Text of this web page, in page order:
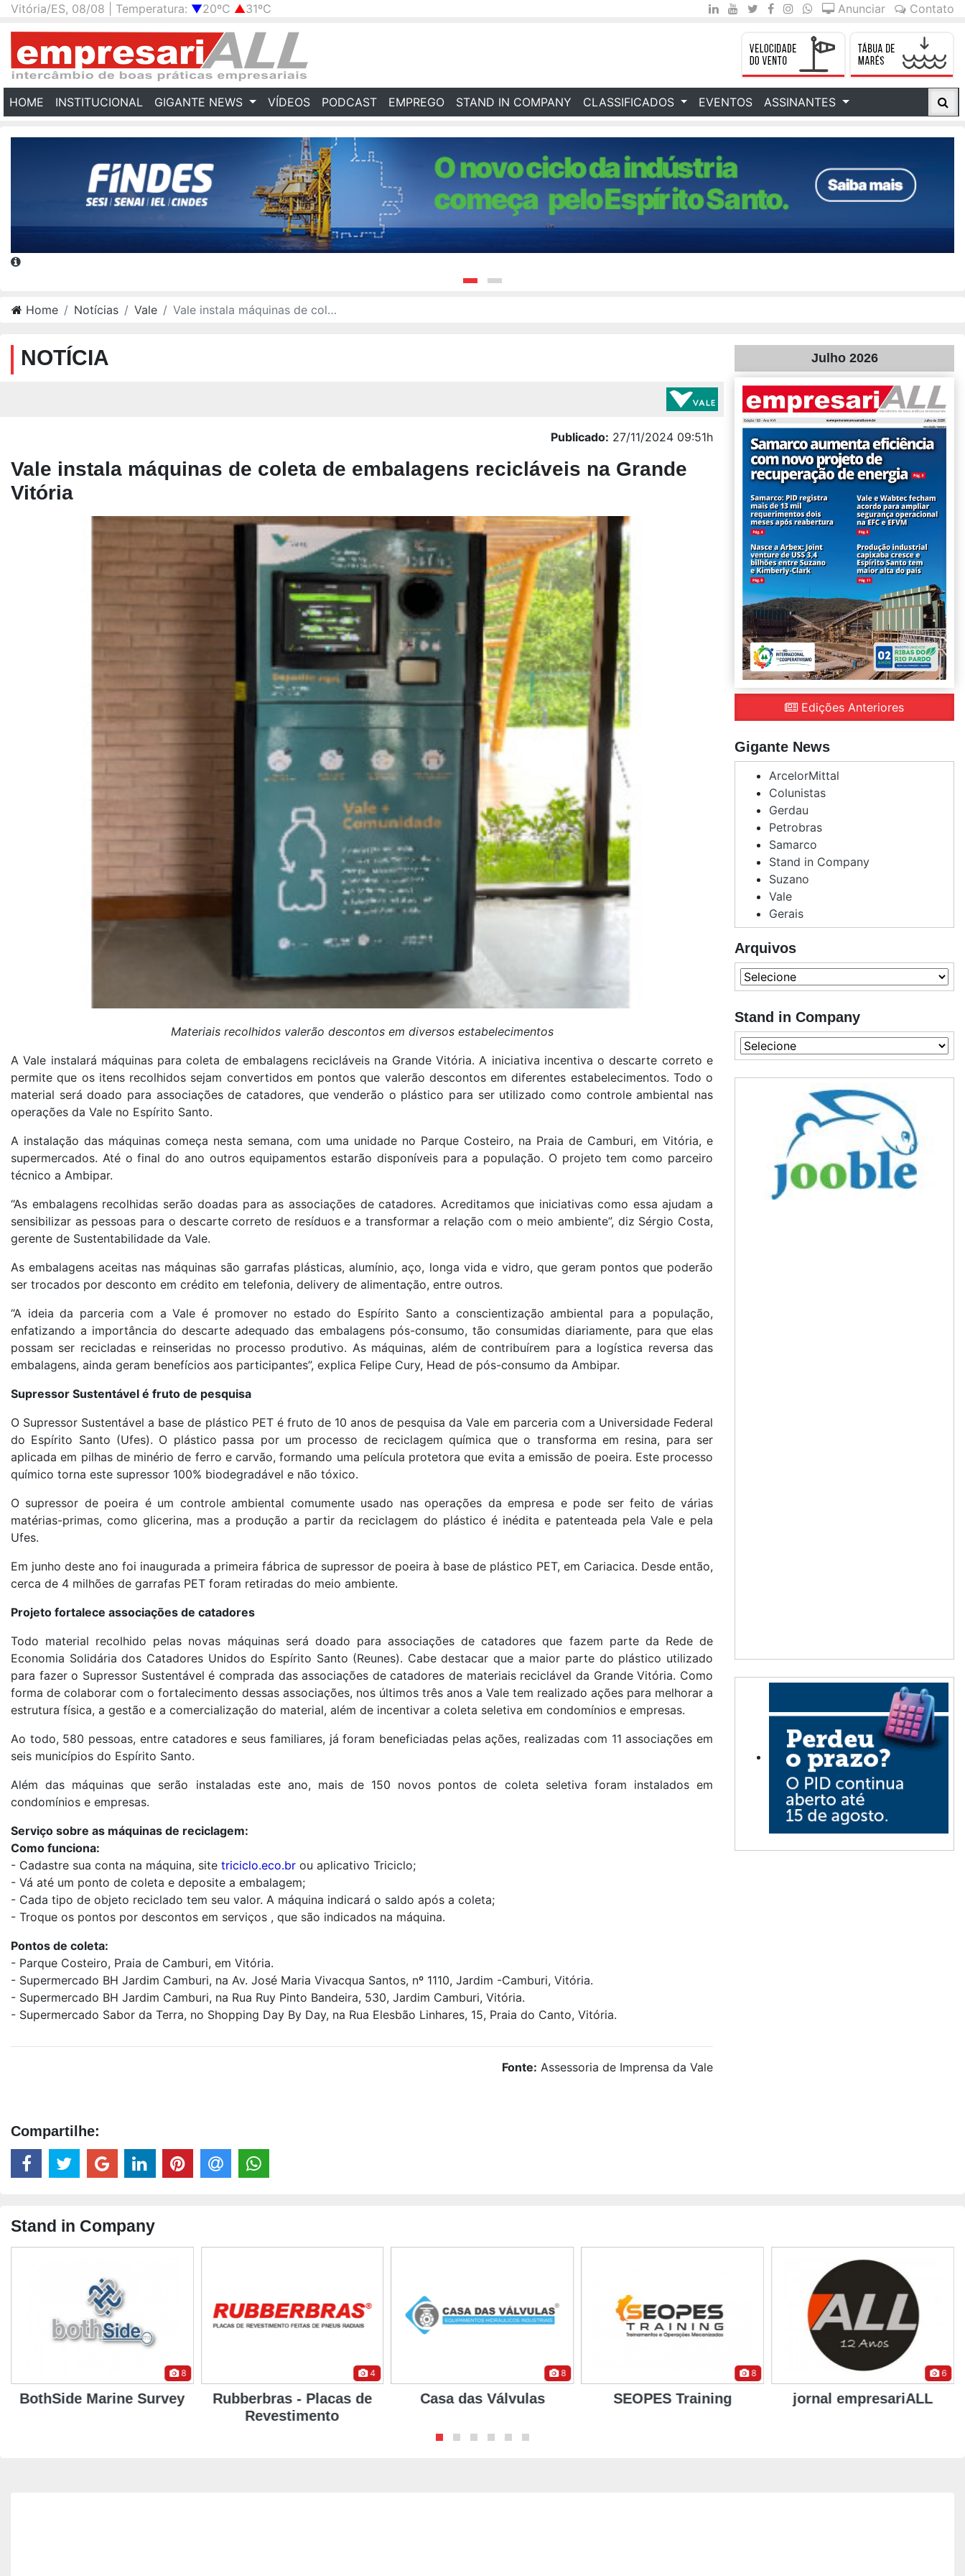
Vitória/ES, 08/08 | Temperatura: ▼20ºC ▲31ºC Anunciar Contato
HOME (CURRENT)
INSTITUCIONAL GIGANTE NEWS VÍDEOS PODCAST EMPREGO STAND IN COMPANY CLASSIFICADOS EVENTOS ASSINANTES
Home Notícias Vale Vale instala máquinas de coleta de embalagens recicláveis na Grande Vitória
NOTÍCIA
Publicado: 27/11/2024 09:51h
Vale instala máquinas de coleta de embalagens recicláveis na Grande
Vitória
Materiais recolhidos valerão descontos em diversos estabelecimentos
A Vale instalará máquinas para coleta de embalagens recicláveis na Grande Vitória. A iniciativa incentiva o descarte correto e
permite que os itens recolhidos sejam convertidos em pontos que valerão descontos em diferentes estabelecimentos. Todo o
material será doado para associações de catadores, que venderão o plástico para ser utilizado como controle ambiental nas
operações da Vale no Espírito Santo.
A instalação das máquinas começa nesta semana, com uma unidade no Parque Costeiro, na Praia de Camburi, em Vitória, e
supermercados. Até o final do ano outros equipamentos estarão disponíveis para a população. O projeto tem como parceiro
técnico a Ambipar.
“As embalagens recolhidas serão doadas para as associações de catadores. Acreditamos que iniciativas como essa ajudam a
sensibilizar as pessoas para o descarte correto de resíduos e a transformar a relação com o meio ambiente”, diz Sérgio Costa,
gerente de Sustentabilidade da Vale.
As embalagens aceitas nas máquinas são garrafas plásticas, alumínio, aço, longa vida e vidro, que geram pontos que poderão
ser trocados por desconto em crédito em telefonia, delivery de alimentação, entre outros.
“A ideia da parceria com a Vale é promover no estado do Espírito Santo a conscientização ambiental para a população,
enfatizando a importância do descarte adequado das embalagens pós-consumo, tão consumidas diariamente, para que elas
possam ser recicladas e reinseridas no processo produtivo. As máquinas, além de contribuírem para a logística reversa das
embalagens, ainda geram benefícios aos participantes”, explica Felipe Cury, Head de pós-consumo da Ambipar.
Supressor Sustentável é fruto de pesquisa
O Supressor Sustentável a base de plástico PET é fruto de 10 anos de pesquisa da Vale em parceria com a Universidade Federal
do Espírito Santo (Ufes). O plástico passa por um processo de reciclagem química que o transforma em resina, para ser
aplicada em pilhas de minério de ferro e carvão, formando uma película protetora que evita a emissão de poeira. Este processo
químico torna este supressor 100% biodegradável e não tóxico.
O supressor de poeira é um controle ambiental comumente usado nas operações da empresa e pode ser feito de várias
matérias-primas, como glicerina, mas a produção a partir da reciclagem do plástico é inédita e patenteada pela Vale e pela
Ufes.
Em junho deste ano foi inaugurada a primeira fábrica de supressor de poeira à base de plástico PET, em Cariacica. Desde então,
cerca de 4 milhões de garrafas PET foram retiradas do meio ambiente.
Projeto fortalece associações de catadores
Todo material recolhido pelas novas máquinas será doado para associações de catadores que fazem parte da Rede de
Economia Solidária dos Catadores Unidos do Espírito Santo (Reunes). Cabe destacar que a maior parte do plástico utilizado
para fazer o Supressor Sustentável é comprada das associações de catadores de materiais reciclável da Grande Vitória. Como
forma de colaborar com o fortalecimento dessas associações, nos últimos três anos a Vale tem realizado ações para melhorar a
estrutura física, a gestão e a comercialização do material, além de incentivar a coleta seletiva em condomínios e empresas.
Ao todo, 580 pessoas, entre catadores e seus familiares, já foram beneficiadas pelas ações, realizadas com 11 associações em
seis municípios do Espírito Santo.
Além das máquinas que serão instaladas este ano, mais de 150 novos pontos de coleta seletiva foram instalados em
condomínios e empresas.
Serviço sobre as máquinas de reciclagem:
Como funciona:
- Cadastre sua conta na máquina, site triciclo.eco.br ou aplicativo Triciclo;
- Vá até um ponto de coleta e deposite a embalagem;
- Cada tipo de objeto reciclado tem seu valor. A máquina indicará o saldo após a coleta;
- Troque os pontos por descontos em serviços , que são indicados na máquina.
Pontos de coleta:
- Parque Costeiro, Praia de Camburi, em Vitória.
- Supermercado BH Jardim Camburi, na Av. José Maria Vivacqua Santos, nº 1110, Jardim -Camburi, Vitória.
- Supermercado BH Jardim Camburi, na Rua Ruy Pinto Bandeira, 530, Jardim Camburi, Vitória.
- Supermercado Sabor da Terra, no Shopping Day By Day, na Rua Elesbão Linhares, 15, Praia do Canto, Vitória.
Fonte: Assessoria de Imprensa da Vale
Compartilhe:
Julho 2026
Edições Anteriores
Gigante News
ArcelorMittal
Colunistas
Gerdau
Petrobras
Samarco
Stand in Company
Suzano
Vale
Gerais
Arquivos
Stand in Company
Stand in Company
8
BothSide Marine Survey
4
Rubberbras - Placas de
Revestimento
8
Casa das Válvulas
8
SEOPES Training
6
jornal empresariALL